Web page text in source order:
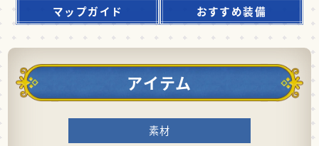
マップガイド
おすすめ装備
アイテム
素材